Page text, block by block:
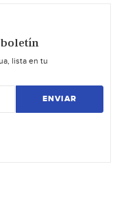
boletín
lista en tu
ENVIAR